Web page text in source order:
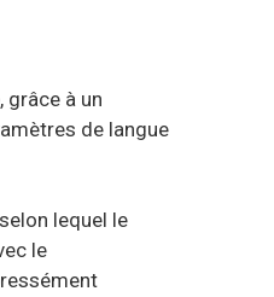
grâce à un
de langue
lequel le
le